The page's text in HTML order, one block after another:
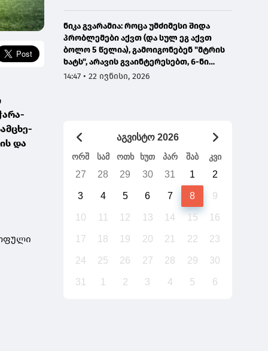
და
ნიკა გვარამია: როცა უმძიმესი შიდა
პრობლემები აქვთ (და სულ ეგ აქვთ
ბოლო 5 წელია), გამოიგონებენ "მტრის
ხატს", არავის გვაინტერესებთ, 6-ნი
ხართ და 7 დაჯგუფება გაქვთ -
14:47 • 22 ივნისი, 2026
აგვისტო 2026
ორშ სამ ოთხ ხუთ პარ შაბ კვი
27 28 29 30 31 1 2
3 4 5 6 7 8 9
10 11 12 13 14 15 16
17 18 19 20 21 22 23
24 25 26 27 28 29 30
31 1 2 3 4 5 6